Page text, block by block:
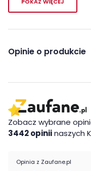
paczkach wraz z
Opinie o produkcie
Zobacz wybrane
3442 opiniinaszych
Opinia z Zaufane.pl